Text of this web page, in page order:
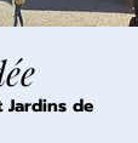
Jardins de